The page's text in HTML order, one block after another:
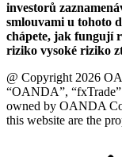
investorů
smlouvami u tohoto
chápete, jak fungují
riziko vysoké riziko
@ Copyright 2026
“OANDA”,
owned by OANDA
this website are the